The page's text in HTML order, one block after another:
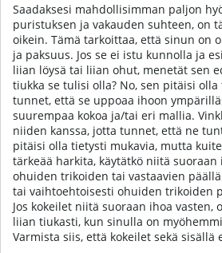
Saadaksesi mahdollisimman paljon
puristuksen ja vakauden suhteen, on
oikein. Tämä tarkoittaa, että sinun on
ja paksuus. Jos se ei istu kunnolla ja
liian löysä tai liian ohut, menetät sen
tiukka se tulisi olla? No, sen pitäisi
tunnet, että se uppoaa ihoon
suurempaa kokoa ja/tai eri mallia.
niiden kanssa, jotta tunnet, että ne
pitäisi olla tietysti mukavia, mutta
tärkeää harkita, käytätkö niitä suoraan
ohuiden trikoiden tai vastaavien
tai vaihtoehtoisesti ohuiden trikoiden
Jos kokeilet niitä suoraan ihoa vasten,
liian tiukasti, kun sinulla on
Varmista siis, että kokeilet sekä sisällä